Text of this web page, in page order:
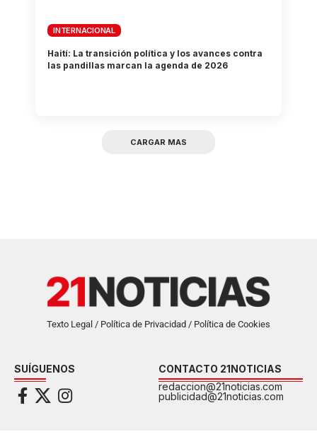
INTERNACIONAL
Haití: La transición política y los avances contra
las pandillas marcan la agenda de 2026
CARGAR MAS
Texto Legal / Política de Privacidad / Política de Cookies
SUÍGUENOS
CONTACTO 21NOTICIAS
redaccion@21noticias.com
publicidad@21noticias.com